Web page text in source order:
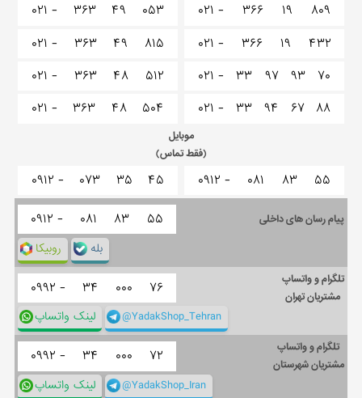
۰۲۱ - ۳۶۶ ۱۹
۸۰۹
۰۲۱ -
۳۶۶ ۱۹
۴۳۲
۰۲۱ -
۳۳ ۹۷ ۹۳
۷۰
۰۲۱ -
۳۳ ۹۴ ۶۷ ۸۸
۰۲۱ - ۳۶۳ ۴۹
۰۵۳
۰۲۱ -
۳۶۳ ۴۹
۸۱۵
۰۲۱ -
۳۶۳ ۴۸
۵۱۲
۰۲۱ -
۳۶۳ ۴۸ ۵۰۴
موبایل
(فقط تماس)
۰۹۱۲ - ۰۸۱ ۸۳ ۵۵ ۰۹۱۲ - ۰۷۳ ۳۵ ۴۵
پیام رسان های داخلی ۰۹۱۲ - ۰۸۱ ۸۳ ۵۵
روبیکا بله
تلگرام و واتساپ
مشتریان تهران
۰۹۹۲ - ۳۴ ۰۰۰ ۷۶
لینک واتساپ @YadakShop_Tehran
تلگرام و واتساپ
مشتریان شهرستان
۰۹۹۲ - ۳۴ ۰۰۰ ۷۲
لینک واتساپ @YadakShop_Iran